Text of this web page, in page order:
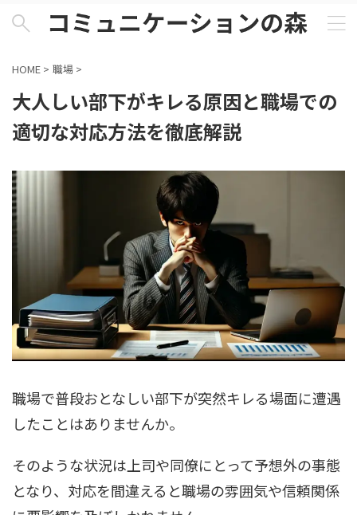
HOME > 職場 >
大人しい部下がキレる原因と職場での
適切な対応方法を徹底解説
職場で普段おとなしい部下が突然キレる場面に遭遇
したことはありませんか。
そのような状況は上司や同僚にとって予想外の事態
となり、対応を間違えると職場の雰囲気や信頼関係